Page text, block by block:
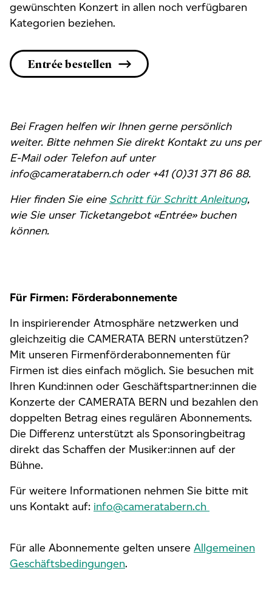
gewünschten Konzert in allen noch verfügbaren
Kategorien beziehen.
Entrée bestellen
Bei Fragen helfen wir Ihnen gerne persönlich
weiter. Bitte nehmen Sie direkt Kontakt zu uns per
E-Mail oder Telefon auf unter
info@cameratabern.ch oder +41 (0)31 371 86 88.
Hier finden Sie eine Schritt für Schritt Anleitung,
wie Sie unser Ticketangebot «Entrée» buchen
können.
Für Firmen: Förderabonnemente
In inspirierender Atmosphäre netzwerken und
gleichzeitig die CAMERATA BERN unterstützen?
Mit unseren Firmenförderabonnementen für
Firmen ist dies einfach möglich. Sie besuchen mit
Ihren Kund:innen oder Geschäftspartner:innen die
Konzerte der CAMERATA BERN und bezahlen den
doppelten Betrag eines regulären Abonnements.
Die Differenz unterstützt als Sponsoringbeitrag
direkt das Schaffen der Musiker:innen auf der
Bühne.
Für weitere Informationen nehmen Sie bitte mit
uns Kontakt auf: info@cameratabern.ch
Für alle Abonnemente gelten unsere Allgemeinen
Geschäftsbedingungen.